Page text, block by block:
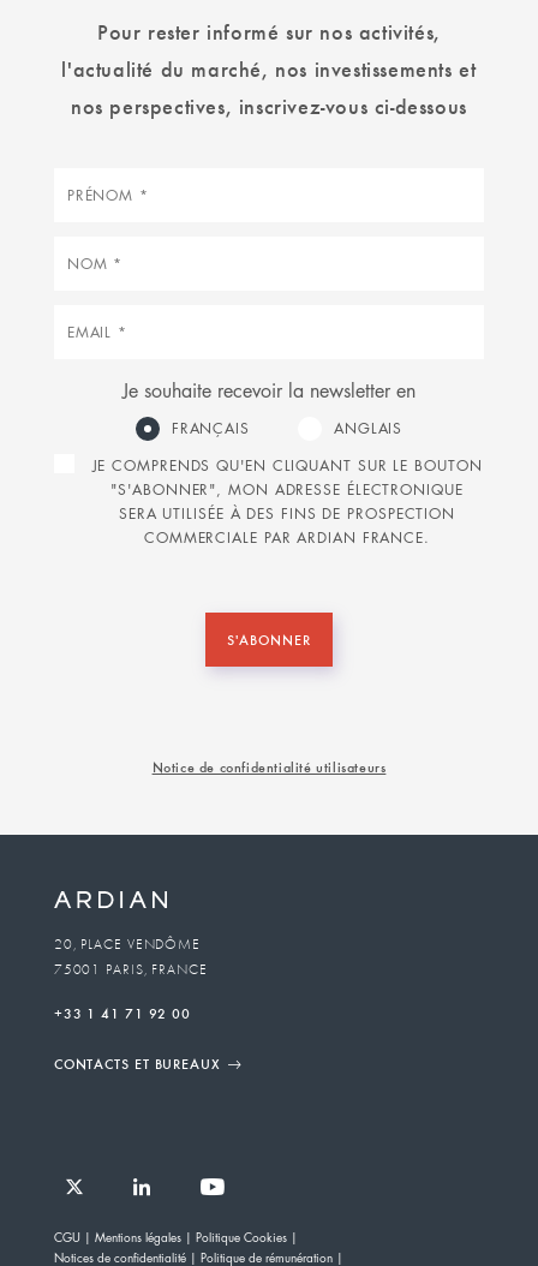
Pour rester informé sur nos activités,
l'actualité du marché, nos investissements et
nos perspectives, inscrivez-vous ci-dessous
Prénom
Nom
Courriel
Je souhaite recevoir la newsletter en
FRANÇAIS
ANGLAIS
JE COMPRENDS QU'EN CLIQUANT SUR LE BOUTON
"S'ABONNER", MON ADRESSE ÉLECTRONIQUE
SERA UTILISÉE À DES FINS DE PROSPECTION
COMMERCIALE PAR ARDIAN FRANCE.
S'ABONNER
Notice de confidentialité utilisateurs
20, PLACE VENDÔME
75001 PARIS, FRANCE
+33 1 41 71 92 00
Ardian
Ardian
Ardian
on
CONTACTS ET BUREAUX
CGU Mentions légales
Politique Cookies
Notices de confidentialité
Politique de rémunération